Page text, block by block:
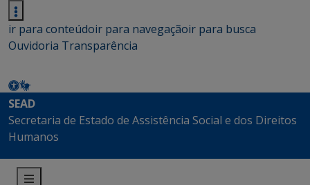
ir para conteúdoir para navegaçãoir para busca
Ouvidoria Transparência
SEAD
Secretaria de Estado de Assistência Social e dos Direitos
Humanos